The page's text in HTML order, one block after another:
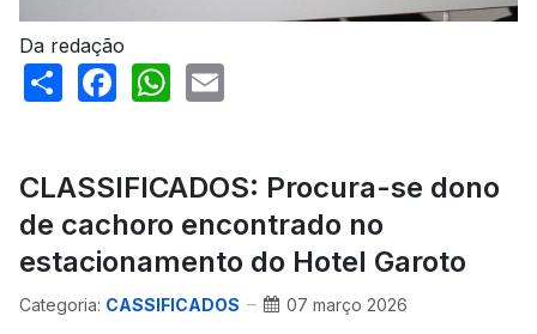
Da redação
ShareFacebook
WhatsApp
CLASSIFICADOS: Procura-se dono
de cachoro encontrado no
estacionamento do Hotel Garoto
Categoria: CASSIFICADOS 07 março 2026